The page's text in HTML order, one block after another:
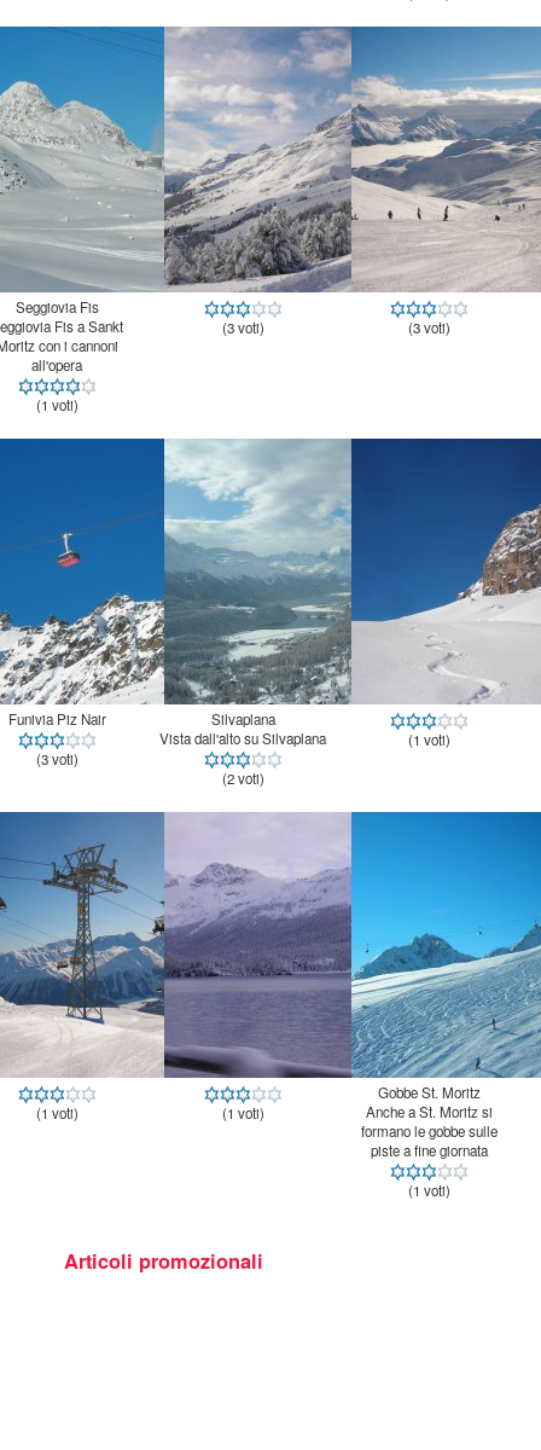
Seggiovia Fis
Fis a Sankt
con i cannoni
all'opera
(1 voti)
(3 voti) (3 voti)
Funivia Piz Nair
(3 voti)
Silvaplana
Vista dall'alto su Silvaplana
(2 voti)
(1 voti)
(1 voti) (1 voti)
Gobbe St. Moritz
Anche a St. Moritz si
formano le gobbe sulle
piste a fine giornata
(1 voti)